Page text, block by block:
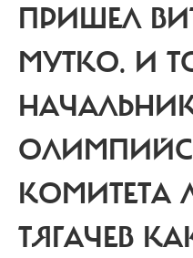
ПРИШЕЛ
МУТКО. И
КОМИТЕТА
ТЯГАЧЕВ